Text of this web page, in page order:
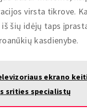
virsta tikrove.
šių idėjų taps
kasdienybe.
ekrano
srities specialistų